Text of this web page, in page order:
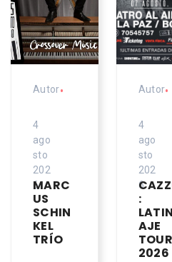
Autor•
4
ago
sto
202
6
MARC
US
SCHIN
KEL
TRÍO
Autor•
4
ago
sto
202
6
:
LATIN
AJE
TOUR
2026